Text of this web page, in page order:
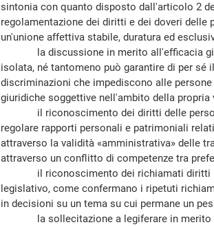
sintonia con quanto disposto dall'articolo 2
regolamentazione dei diritti e dei doveri
un'unione affettiva stabile, duratura ed
la discussione in merito all'efficacia
isolata, né tantomeno può garantire di per
discriminazioni che impediscono alle
giuridiche soggettive nell'ambito della propria
il riconoscimento dei diritti delle
regolare rapporti personali e patrimoniali
attraverso la validità «amministrativa» delle
attraverso un conflitto di competenze tra
il riconoscimento dei richiamati diritti
legislativo, come confermano i ripetuti
in decisioni su un tema su cui permane un
la sollecitazione a legiferare in merito